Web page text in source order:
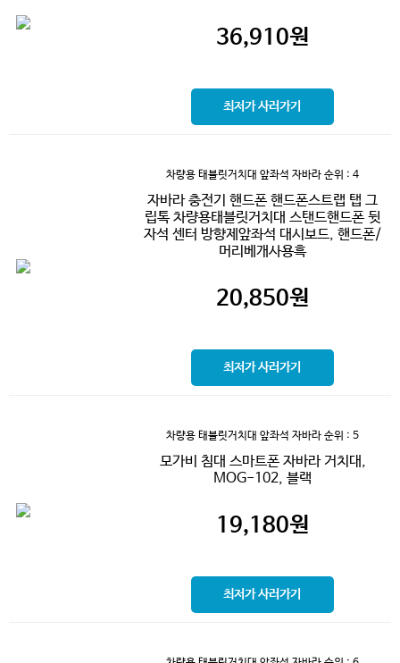
36,910원
최저가 사러가기
차량용 태블릿거치대 앞좌석 자바라 순위 : 4
자바라 충전기 핸드폰 핸드폰스트랩 탭 그
립톡 차량용태블릿거치대 스탠드핸드폰 뒷
자석 센터 방향제앞좌석 대시보드, 핸드폰/
머리베개사용흑
20,850원
최저가 사러가기
차량용 태블릿거치대 앞좌석 자바라 순위 : 5
모가비 침대 스마트폰 자바라 거치대,
MOG-102, 블랙
19,180원
최저가 사러가기